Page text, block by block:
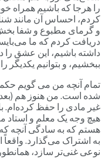
را هرجا که باشیم همراه
کردم، احساس آن مانند
و گرمای مطبوع و شفا
دریافت کردم که ما
داشته باشیم، این عشق را
ببخشیم، و بتوانیم یکدیگر
تمام آنچه من می گویم
شده است. من هنوز هم (بعد
غیر مادی را حفظ کرده‌ام.
هیچ وجه یک معلم و
هستم که به سادگی آنچه
به اشتراک می‌گذارد. واقعاً
نوعی غنی‌تر سازد،